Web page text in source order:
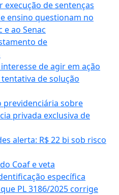
de sentenças
ensino questionam no
e ao Senac
de
de agir em ação
de solução
previdenciária sobre
privada exclusiva de
alerta: R$ 22 bi sob risco
Coaf e veta
específica
PL 3186/2025 corrige